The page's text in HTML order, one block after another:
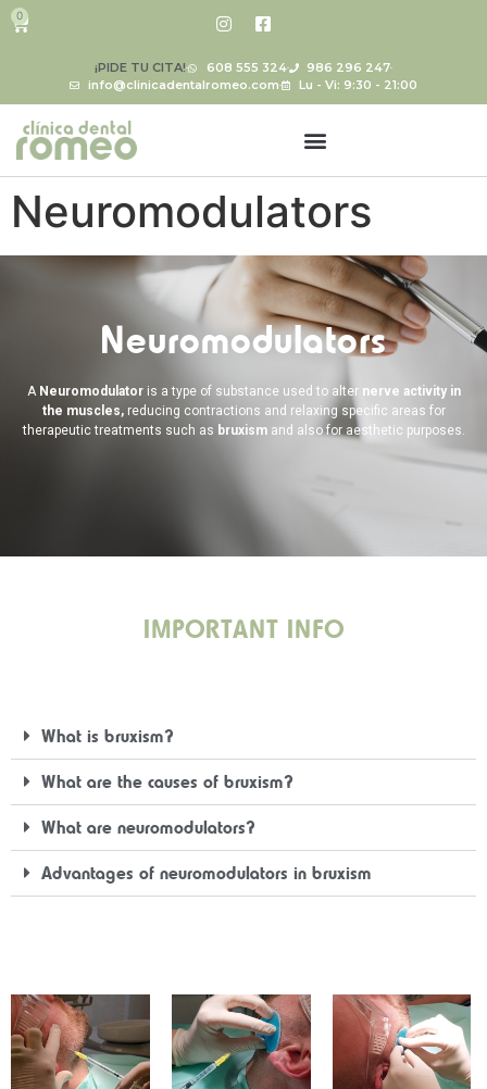
¡PIDE TU CITA! 608 555 324
986 296 247
info@clinicadentalromeo.com
Lu - Vi: 9:30 - 21:00
0
Neuromodulators
Neuromodulators
ANeuromodulatoris a type of substance used to alter nerve activity in
the muscles,reducing contractions and relaxing specific areas for
therapeutic treatments such as bruxismand also for aesthetic purposes.
IMPORTANT INFO
What is bruxism?
What are the causes of bruxism?
What are neuromodulators?
Advantages of neuromodulators in bruxism